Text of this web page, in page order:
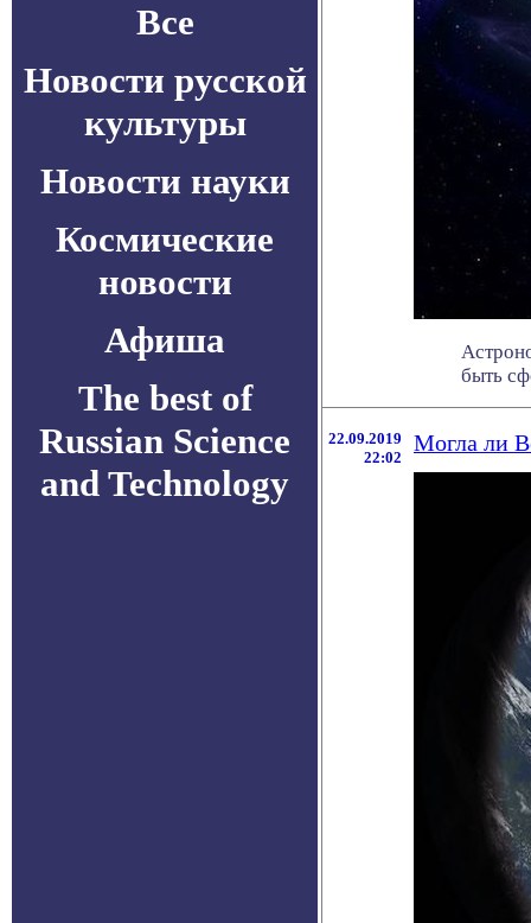
Все
Новости русской
культуры
Новости науки
Космические
новости
Афиша
The best of
Russian Science
and Technology
быть
22.09.2019
22:02
Могла ли